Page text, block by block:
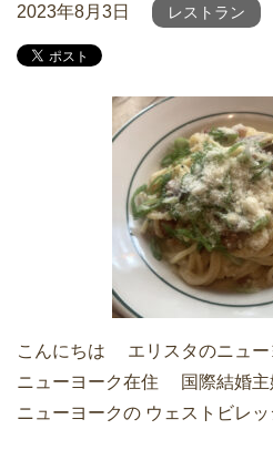
2023年8月3日 レストラン
こんにちは エリスタのニュー
ニューヨーク在住 国際結婚
ニューヨークの ウェストビレッ